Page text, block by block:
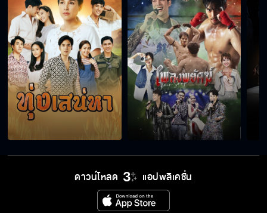
พวกแกเป็นฝาแฝดกัน
ใครกันที่เกลียดแก
ไปหาเรื่องเสียๆ ของไอ้เพลงซะ
ดาวน์โหลด แอปพลิเคชั่น